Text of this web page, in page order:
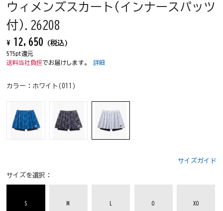
ウィメンズスカート(インナースパッツ
付).26208
¥ 12,650 (税込)
575pt還元
送料当社負担 でお届けします。詳細
カラー： ホワイト(011)
サイズガイド
サイズを選択：
S M O XO